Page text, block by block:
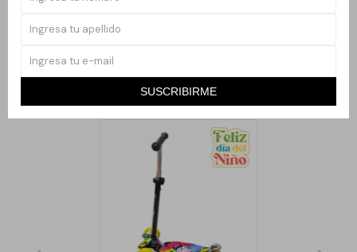
SUSCRIBIRME
Productos que te pueden interesar